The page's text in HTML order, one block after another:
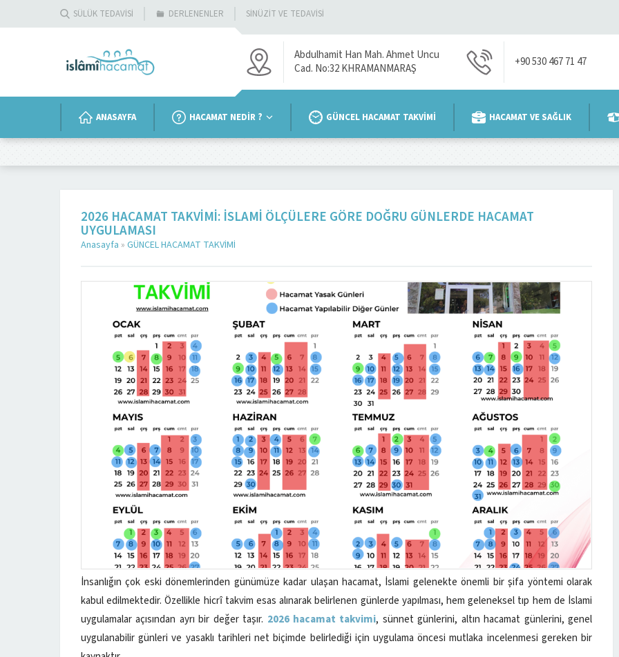
SÜLÜK TEDAVİSİ DERLENENLER SİNÜZİT VE TEDAVİSİ
Abdulhamit Han Mah. Ahmet Uncu
Cad. No:32 KHRAMANMARAŞ
+90 530 467 71 47
ANASAYFA HACAMAT NEDİR ? GÜNCEL HACAMAT TAKVİMİ HACAMAT VE SAĞLIK
2026 HACAMAT TAKVIMI: İSLAMI ÖLÇÜLERE GÖRE DOĞRU GÜNLERDE HACAMAT
UYGULAMASI
Anasayfa » GÜNCEL HACAMAT TAKVİMİ
İnsanlığın çok eski dönemlerinden günümüze kadar ulaşan hacamat, İslami gelenekte önemli bir şifa yöntemi olarak
kabul edilmektedir. Özellikle hicrî takvim esas alınarak belirlenen günlerde yapılması, hem geleneksel tıp hem de İslami
uygulamalar açısından ayrı bir değer taşır. 2026 hacamat takvimi, sünnet günlerini, altın hacamat günlerini, genel
uygulanabilir günleri ve yasaklı tarihleri net biçimde belirlediği için uygulama öncesi mutlaka incelenmesi gereken bir